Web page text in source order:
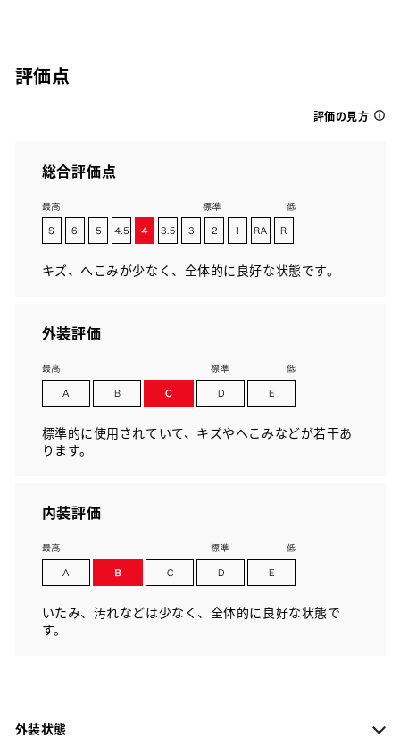
評価点
評価の見方
総合評価点
キズ、へこみが少なく、全体的に良好な状態です。
外装評価
標準的に使用されていて、キズやへこみなどが若干あ
ります。
内装評価
いたみ、汚れなどは少なく、全体的に良好な状態で
す。
外装状態